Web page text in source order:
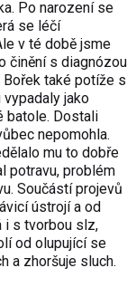
Po narození se
se léčí
v té době jsme
činění s diagnózou
Bořek také potíže s
jako
batole. Dostali
nepomohla.
mu to dobře
potravu, problém
Součástí projevů
ústrojí a od
i s tvorbou slz,
od olupující se
a zhoršuje sluch.